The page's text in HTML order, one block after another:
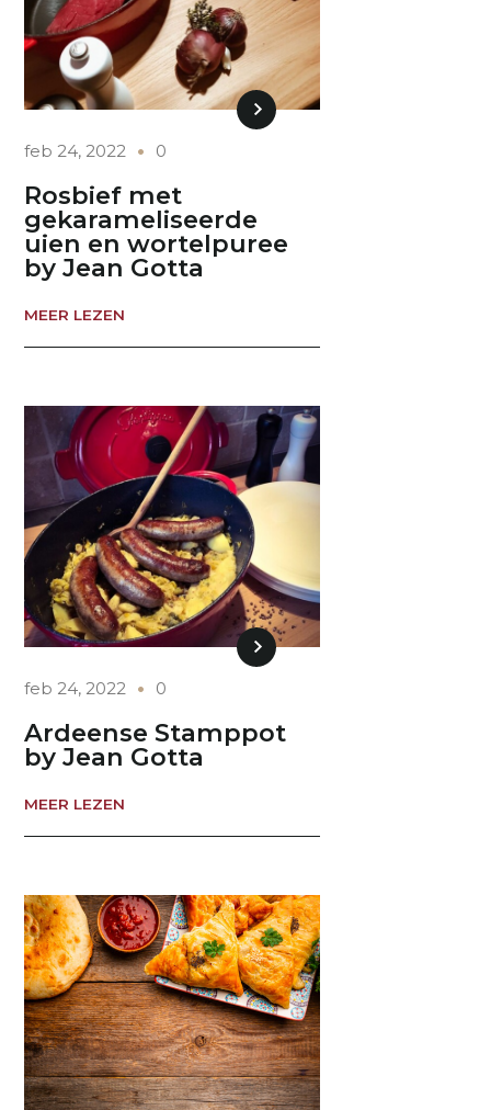
feb 24, 2022 0
Rosbief met
gekarameliseerde
uien en wortelpuree
by Jean Gotta
MEER LEZEN
feb 24, 2022 0
Ardeense Stamppot
by Jean Gotta
MEER LEZEN